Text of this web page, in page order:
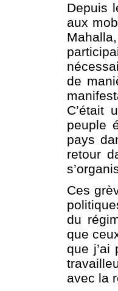
Depuis
aux
de
C’était
peuple
pays
retour
Ces
du
que
que j’ai
avec la